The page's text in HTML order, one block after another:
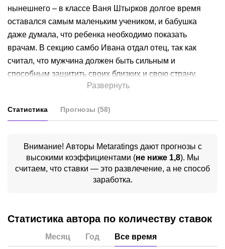
Развернуть
нынешнего – в классе Ваня Штырков долгое время
оставался самым маленьким учеником, и бабушка
даже думала, что ребенка необходимо показать
врачам. В секцию самбо Ивана отдал отец, так как
считал, что мужчина должен быть сильным и
способным защитить своих близких и свою страну.
Несмотря на небольшие габариты, Ваня выиграл
начала тренировок. В дальнейшем юноша
международных турнирах и на этапах Кубка Мира.
Долгое время Иван выступал за команду РГППУ, в
котором учился на факультете физической культуры. О
профессиональным бойцом, ни зарабатывать таким
развития в любимом деле. Драться в смешанных
Статистика Прогнозы (58)
Внимание! Авторы Metaratings дают прогнозы с
высокими коэффициентами (не ниже 1,8). Мы
считаем, что ставки — это развлечение, а не способ
заработка.
Статистика автора по количеству ставок
Месяц Год Все время